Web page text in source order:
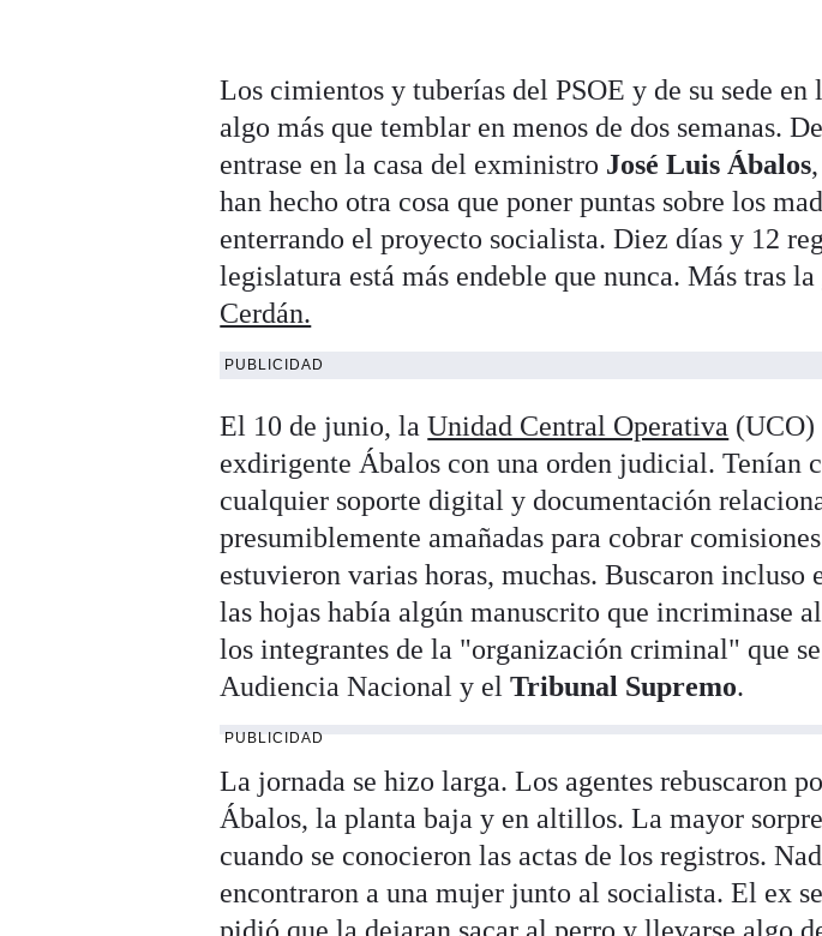
Los cimientos y tuberías del PSOE y de su sede en
algo más que temblar en menos de dos semanas.
entrase en la casa del exministro José Luis Ábalos
han hecho otra cosa que poner puntas sobre los
enterrando el proyecto socialista. Diez días y 12
legislatura está más endeble que nunca. Más tras la
Cerdán.
PUBLICIDAD
El 10 de junio, laUnidad Central Operativa (UCO)
exdirigente Ábalos con una orden judicial. Tenían
cualquier soporte digital y documentación
presumiblemente amañadas para cobrar
estuvieron varias horas, muchas. Buscaron incluso
las hojas había algún manuscrito que incriminase
los integrantes de la "organización criminal" que
Audiencia Nacional y elTribunal Supremo.
PUBLICIDAD
La jornada se hizo larga. Los agentes rebuscaron
Ábalos, la planta baja y en altillos. La mayor
cuando se conocieron las actas de los registros.
encontraron a una mujer junto al socialista. El ex